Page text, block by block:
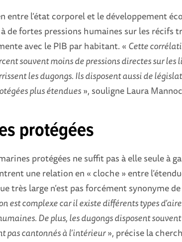
entre l’état corporel et le développement
de fortes pressions humaines sur les récifs
avec le PIB par habitant. « Cette
souvent moins de pressions directes sur
les dugongs. Ils disposent aussi de
plus étendues», souligne Laura
protégées
protégées ne suffit pas à elle seule à
une relation en « cloche » entre
très large n’est pas forcément synonyme
est complexe car il existe différents types
De plus, les dugongs disposent
pas cantonnés à l’intérieur», précise la